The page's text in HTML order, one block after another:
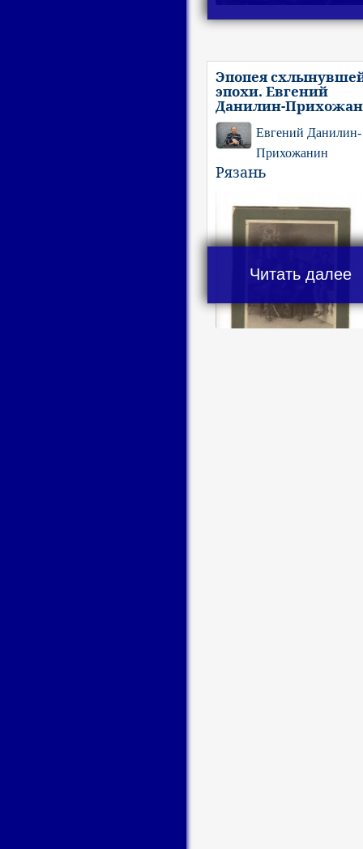
Эпопея
эпохи. Евгений
Данилин-
Евгений Данилин-
Прихожанин
Рязань
Читать далее